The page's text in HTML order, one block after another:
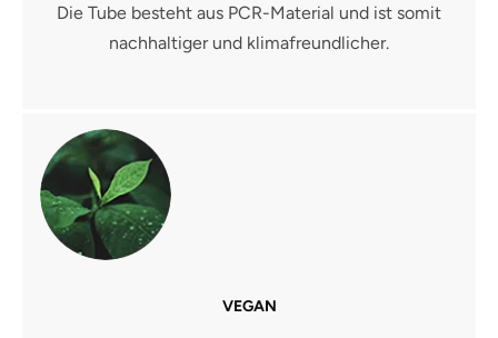
Die Tube besteht aus PCR-Material und ist somit
nachhaltiger und klimafreundlicher.
VEGAN